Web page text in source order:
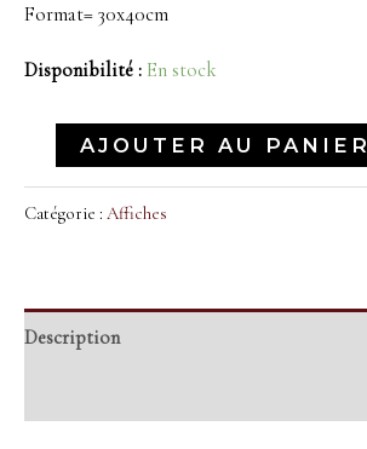
Format= 30x40cm
Disponibilité : En stock
AJOUTER AU PANIER
Catégorie : Affiches
Description